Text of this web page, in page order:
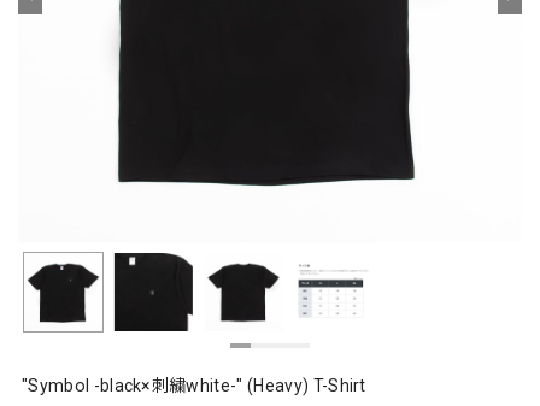
"Symbol -black×刺繍white-" (Heavy) T-Shirt